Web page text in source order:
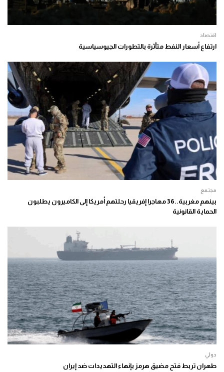
اقتصاد
ارتفاع أسعار النفط متأثرة بالتطورات الجيوسياسية
مجتمع
بينهم مغربية..36 مهاجرا إفريقيا رحلتهم أمريكا إلى الكاميرون يطلبون
الحماية القانونية
دولي
طهران تربط فتح مضيق هرمز بإنهاء التهديدات ضد إيران